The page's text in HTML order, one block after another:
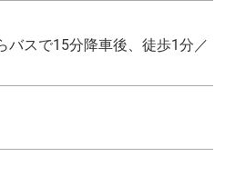
バスで15分降車後、徒歩1分／